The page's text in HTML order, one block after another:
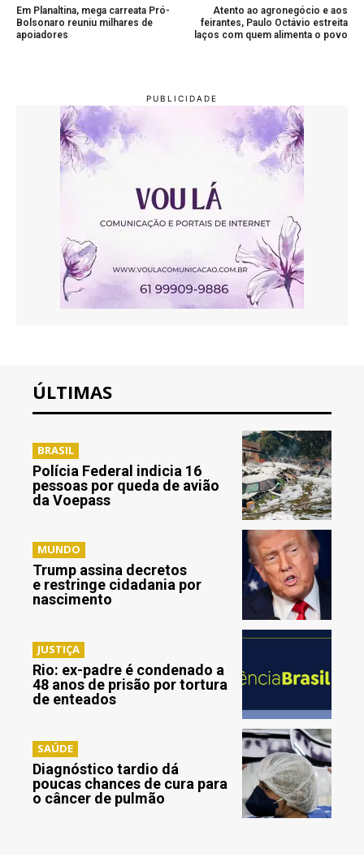
Em Planaltina, mega carreata Pró-
Bolsonaro reuniu milhares de
apoiadores
Atento ao agronegócio e aos
feirantes, Paulo Octávio estreita
laços com quem alimenta o povo
ÚLTIMAS
BRASIL
Polícia Federal indicia 16
pessoas por queda de avião
da Voepass
MUNDO
Trump assina decretos
e restringe cidadania por
nascimento
JUSTIÇA
Rio: ex-padre é condenado a
48 anos de prisão por tortura
de enteados
SAÚDE
Diagnóstico tardio dá
poucas chances de cura para
o câncer de pulmão